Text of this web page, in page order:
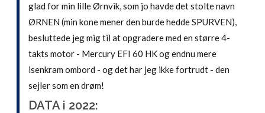
glad for min lille Ørnvik, som jo havde det stolte navn
ØRNEN (min kone mener den burde hedde SPURVEN),
besluttede jeg mig til at opgradere med en større 4-
takts motor - Mercury EFI 60 HK og endnu mere
isenkram ombord - og det har jeg ikke fortrudt - den
sejler som en drøm!
DATA i 2022: